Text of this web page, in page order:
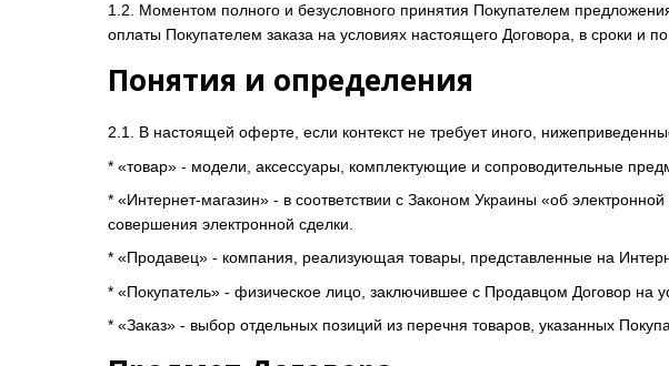
1.2. Моментом полного и безусловного принятия Покупателем
оплаты Покупателем заказа на условиях настоящего Договора, в сроки и
Понятия и определения
2.1. В настоящей оферте, если контекст не требует иного,
* «товар» - модели, аксессуары, комплектующие и сопроводительные
* «Интернет-магазин» - в соответствии с Законом Украины «об
совершения электронной сделки.
* «Продавец» - компания, реализующая товары, представленные на
* «Покупатель» - физическое лицо, заключившее с Продавцом Договор на
* «Заказ» - выбор отдельных позиций из перечня товаров, указанных